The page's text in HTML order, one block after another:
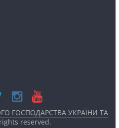
ГОСПОДАРСТВА УКРАЇНИ ТА
reserved.